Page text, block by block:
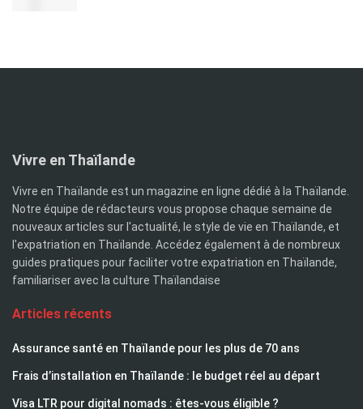
Vivre en Thaïlande
Vivre en Thaïlande est un magazine en ligne dédié à la Thaïlande.
Notre équipe de rédacteurs vous propose chaque semaine de
nouveaux articles sur l'actualité, le style de vie en Thaïlande, et
l'expatriation en Thaïlande. Accédez également à de nombreux
guides pratiques pour faciliter votre expatriation en Thaïlande,
familiariser avec la culture Thaïlandaise
Articles récents
Assurance santé en Thaïlande pour les plus de 70 ans
Frais d’installation en Thaïlande : le budget réel au départ
Visa LTR pour digital nomads : êtes-vous éligible ?